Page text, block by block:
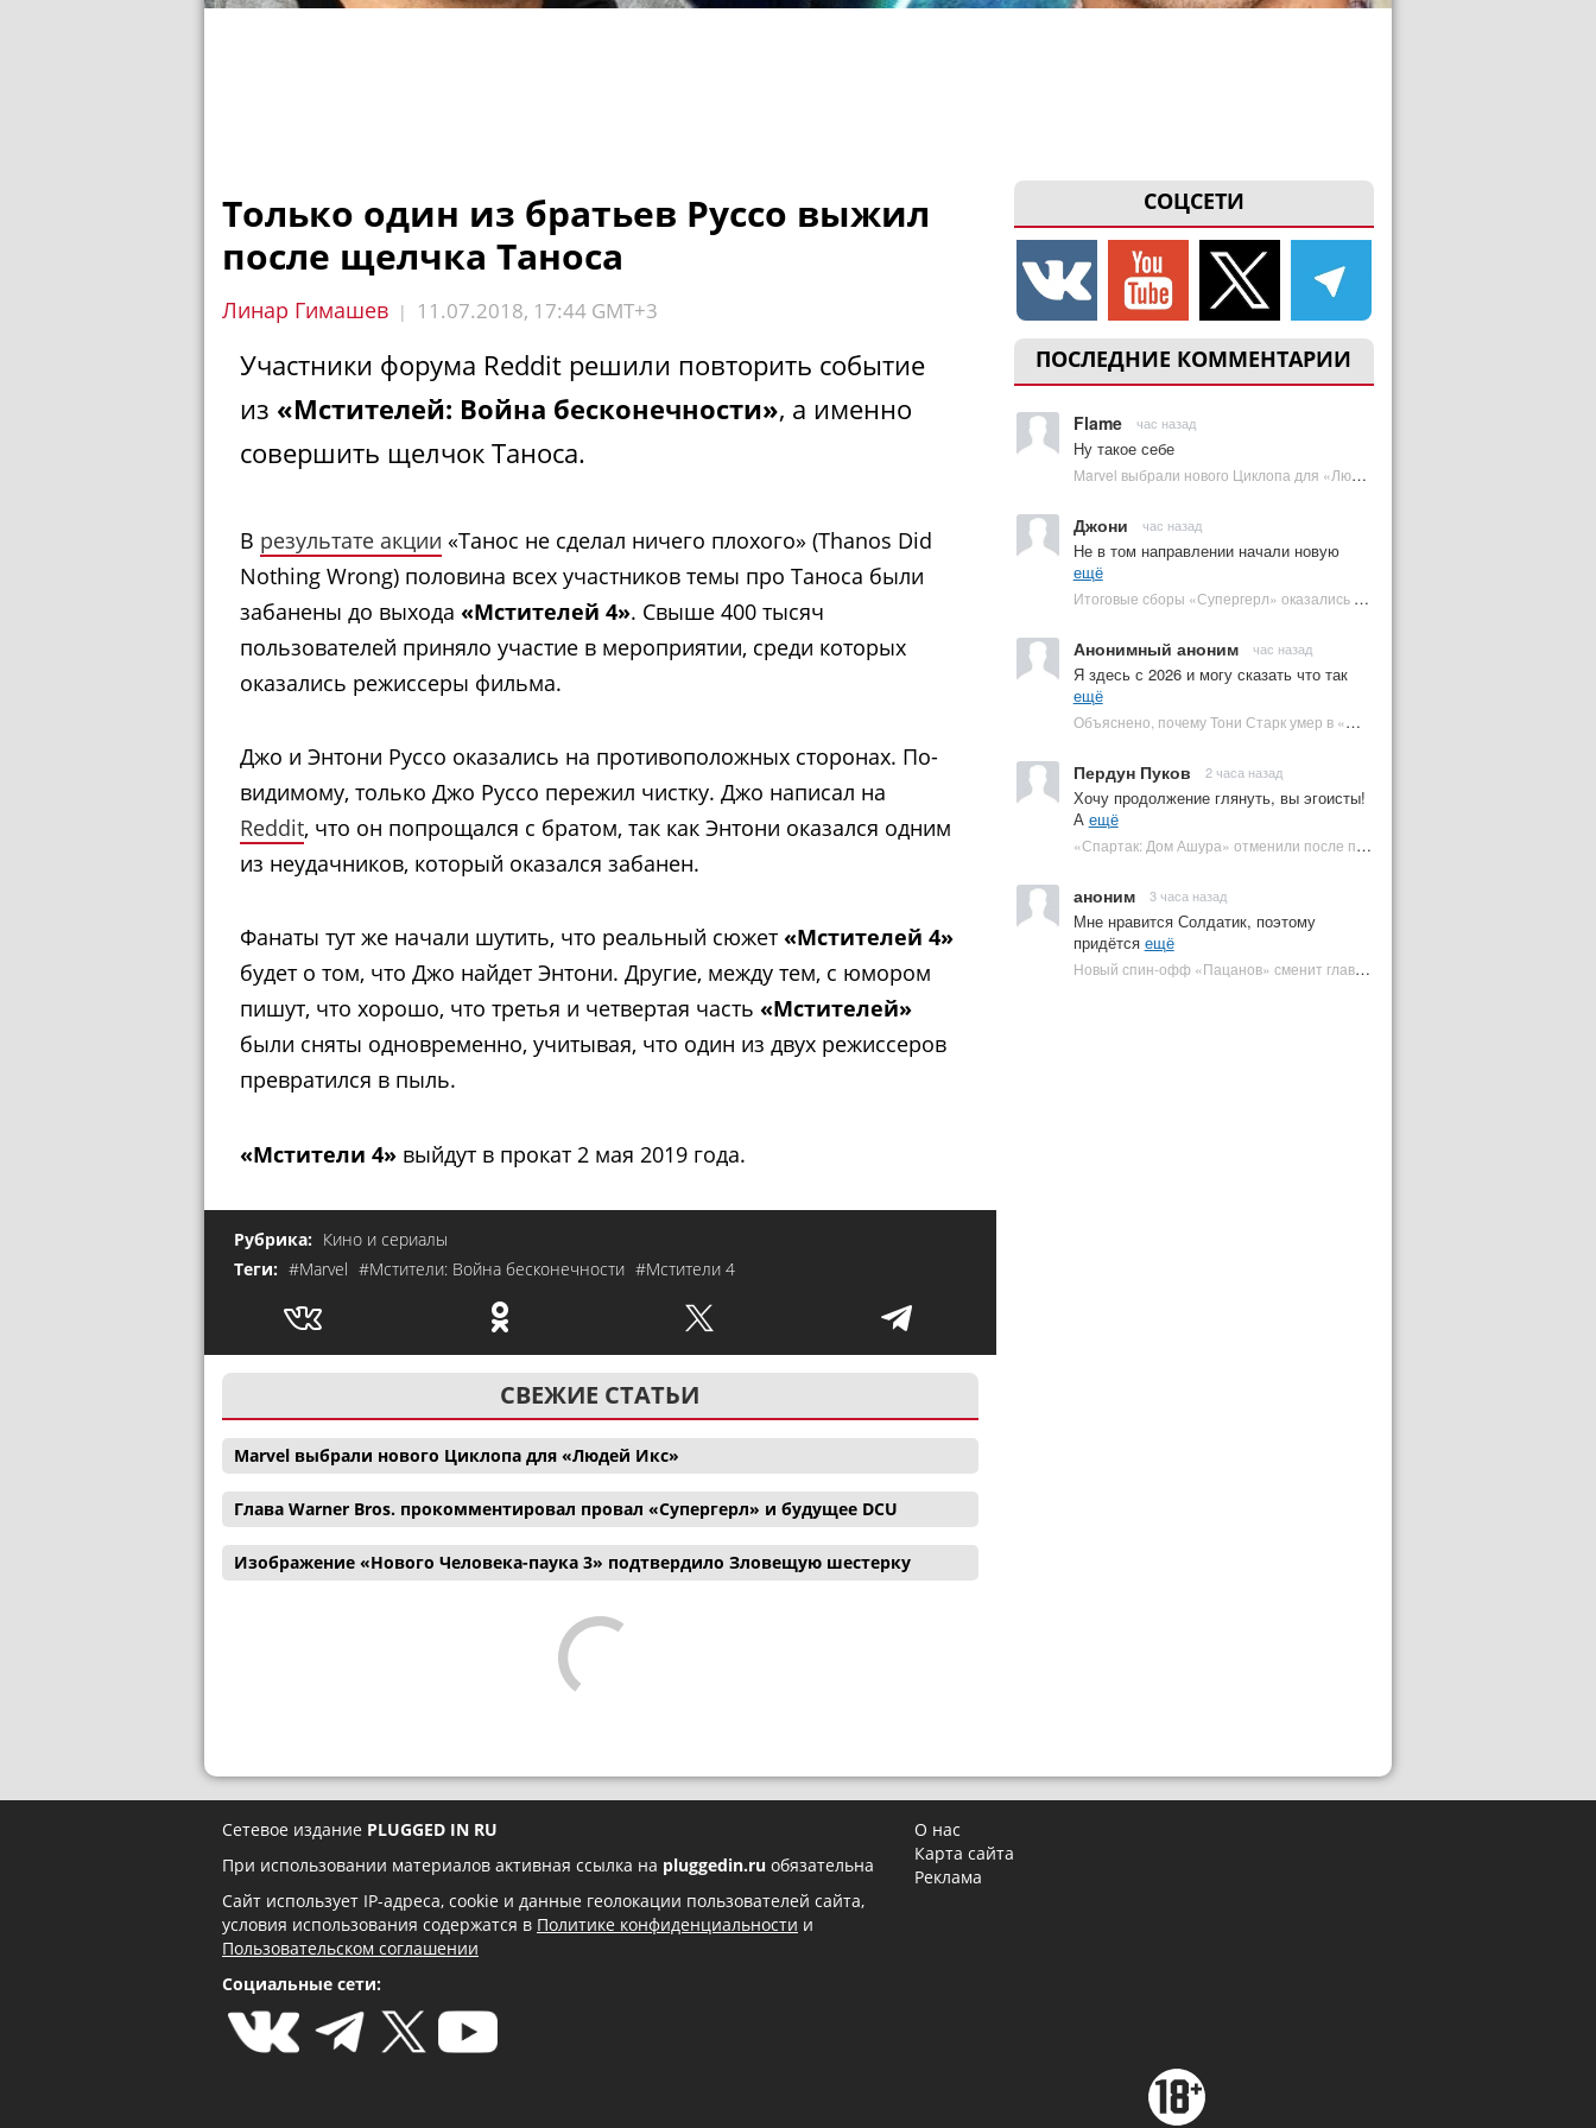
СОЦСЕТИ
ПОСЛЕДНИЕ КОММЕНТАРИИ
Flame час назад
Ну такое себе
Marvel выбрали нового Циклопа для «Людей Икс» | Plugged In Ru
Джони час назад
Не в том направлении начали новую
ещё
Итоговые сборы «Супергерл» оказались худшими для DC за два десятилетия | Plugged In Ru
Анонимный аноним час назад
Я здесь с 2026 и могу сказать что так
ещё
Объяснено, почему Тони Старк умер в «Мстителях: Финал» вместо Стива Роджерса
Пердун Пуков 2 часа назад
Хочу продолжение глянуть, вы эгоисты!
А ещё
«Спартак: Дом Ашура» отменили после первого сезона | Plugged In Ru
аноним 3 часа назад
Мне нравится Солдатик, поэтому
придётся ещё
Новый спин-офф «Пацанов» сменит главного героя | Plugged In Ru
Только один из братьев Руссо выжил
после щелчка Таноса
Линар Гимашев | 11.07.2018, 17:44 GMT+3
Участники форума Reddit решили повторить событие
из «Мстителей: Война бесконечности», а именно
совершить щелчок Таноса.
В результате акции «Танос не сделал ничего плохого» (Thanos Did
Nothing Wrong) половина всех участников темы про Таноса были
забанены до выхода «Мстителей 4». Свыше 400 тысяч
пользователей приняло участие в мероприятии, среди которых
оказались режиссеры фильма.
Джо и Энтони Руссо оказались на противоположных сторонах. По-
видимому, только Джо Руссо пережил чистку. Джо написал на
Reddit, что он попрощался с братом, так как Энтони оказался одним
из неудачников, который оказался забанен.
Фанаты тут же начали шутить, что реальный сюжет «Мстителей 4»
будет о том, что Джо найдет Энтони. Другие, между тем, с юмором
пишут, что хорошо, что третья и четвертая часть «Мстителей»
были сняты одновременно, учитывая, что один из двух режиссеров
превратился в пыль.
«Мстители 4» выйдут в прокат 2 мая 2019 года.
Рубрика: Кино и сериалы
Теги: #Marvel #Мстители: Война бесконечности #Мстители 4
СВЕЖИЕ СТАТЬИ
Marvel выбрали нового Циклопа для «Людей Икс»
Глава Warner Bros. прокомментировал провал «Супергерл» и будущее DCU
Изображение «Нового Человека-паука 3» подтвердило Зловещую шестерку
Сетевое издание PLUGGED IN RU
При использовании материалов активная ссылка на pluggedin.ru обязательна
Сайт использует IP-адреса, cookie и данные геолокации пользователей сайта,
условия использования содержатся в Политике конфиденциальности и
Пользовательском соглашении
Социальные сети:
О нас
Карта сайта
Реклама